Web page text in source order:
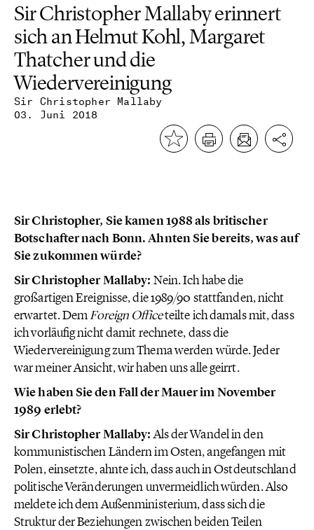
Sir Christopher Mallaby
03. Juni 2018
Sir Christopher Mallaby erinnert
sich an Helmut Kohl, Margaret
Thatcher und die
Wiedervereinigung
Sir Christopher, Sie kamen 1988 als britischer
Botschafter nach Bonn. Ahnten Sie bereits, was auf
Sie zukommen würde?
Sir Christopher Mallaby: Nein. Ich habe die
großartigen Ereignisse, die 1989/90 stattfanden, nicht
erwartet. DemForeign Officeteilte ich damals mit, dass
ich vorläuﬁg nicht damit rechnete, dass die
Wiedervereinigung zum Thema werden würde. Jeder
war meiner Ansicht, wir haben uns alle geirrt.
Wie haben Sie den Fall der Mauer im November
1989 erlebt?
Sir Christopher Mallaby:Als der Wandel in den
kommunistischen Ländern im Osten, angefangen mit
Polen, einsetzte, ahnte ich, dass auch in Ostdeutschland
politische Veränderungen unvermeidlich würden. Also
meldete ich dem Außenministerium, dass sich die
Struktur der Beziehungen zwischen beiden Teilen